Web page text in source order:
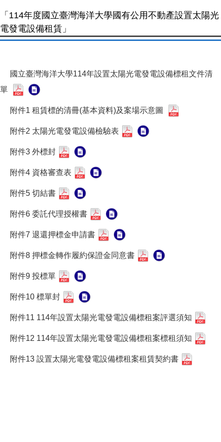
「114年度國立臺灣海洋大學國有公用不動產設置太陽光
電發電設備租賃」
國立臺灣海洋大學114年設置太陽光電發電設備標租文件清
單
附件1 租賃標的清冊(基本資料)及案場示意圖
附件2 太陽光電發電設備檢驗表
附件3 外標封
附件4 資格審查表
附件5 切結書
附件6 委託代理授權書
附件7 退還押標金申請書
附件8 押標金轉作履約保證金同意書
附件9 投標單
附件10 標單封
附件11 114年設置太陽光電發電設備標租案評選須知
附件12 114年設置太陽光電發電設備標租案標租須知
附件13 設置太陽光電發電設備標租案租賃契約書